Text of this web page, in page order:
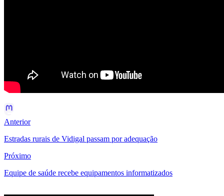
Anterior
Estradas rurais de Vidigal passam por adequação
Próximo
Equipe de saúde recebe equipamentos informatizados